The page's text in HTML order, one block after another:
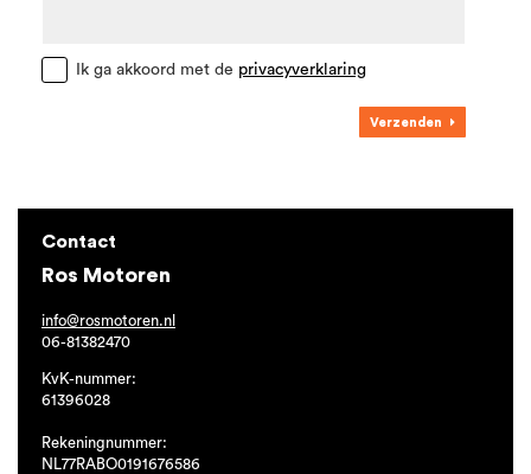
Ik ga akkoord met de privacyverklaring
Verzenden
Contact
Ros Motoren
info@rosmotoren.nl
06-81382470
KvK-nummer:
61396028
Rekeningnummer:
NL77RABO0191676586